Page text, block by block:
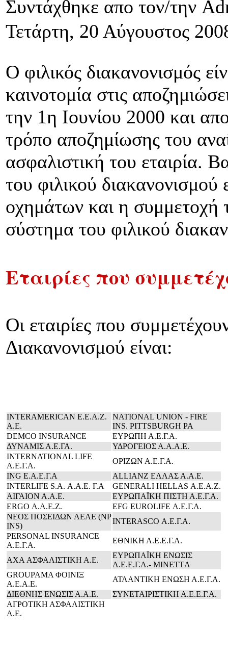
Συντάχθηκε απο τον/την
Τετάρτη, 20 Αύγουστος
Ο φιλικός διακανονισμός
καινοτομία στις
την 1η Ιουνίου 2000 και
τρόπο αποζημίωσης του
ασφαλιστική του εταιρία.
του φιλικού
οχημάτων και η συμμετοχή
σύστημα του φιλικού
Εταιρίες που
Οι εταιρίες που
Διακανονισμού είναι:
INTERAMERICAN E.E.A.Z.
A.E.
NATIONAL UNION - FIRE
INS. PITTSBURGH PA
DEMCO INSURANCE
ΕΥΡΩΠΗ Α.Ε.Γ.Α.
ΔΥΝΑΜΙΣ Α.Ε.ΓΑ.
ΥΔΡΟΓΕΙΟΣ Α.Α.Α.Ε.
INTERNATIONAL LIFE
Α.Ε.Γ.Α.
ΟΡΙΖΩΝ Α.Ε.Γ.Α.
ING E.Α.Ε.Γ.Α
ALLIANZ ΕΛΛΑΣ Α.Α.Ε.
INTERLIFE S.A. Α.Α.Ε. Γ.Α
GENERALI HELLAS Α.Ε.Α.Ζ.
ΑΙΓΑΙΟΝ Α.Α.Ε.
ΕΥΡΩΠΑΪΚΗ ΠΙΣΤΗ Α.Ε.Γ.Α.
ERGO Α.Α.Ε.Ζ.
EFG EUROLIFE Α.Ε.Γ.Α.
ΝΕΟΣ ΠΟΣΕΙΔΩΝ ΑΕΑΕ (NP
INS)
INTERASCO Α.Ε.Γ.Α.
PERSONAL INSURANCE
Α.Ε.Γ.Α.
ΕΘΝΙΚΗ Α.Ε.Ε.Γ.Α.
AXA ΑΣΦΑΛΙΣΤΙΚΗ Α.Ε.
ΕΥΡΩΠΑΪΚΗ ΕΝΩΣΙΣ
Α.Ε.Ε.Γ.Α.- ΜΙΝΕΤTΑ
GROUPAMA ΦΟΙΝΙΞ
Α.Ε.Α.Ε.
ΑΤΛΑΝΤΙΚΗ ΕΝΩΣΗ Α.Ε.Γ.Α.
ΔΙΕΘΝΗΣ ΕΝΩΣΙΣ Α.Α.Ε.
ΣΥΝΕΤΑΙΡΙΣΤΙΚΗ Α.Ε.Ε.Γ.Α.
ΑΓΡΟΤΙΚΗ ΑΣΦΑΛΙΣΤΙΚΗ
Α.Ε.